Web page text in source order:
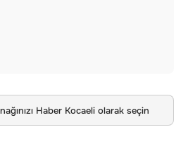
Haber Kocaeli olarak seçin